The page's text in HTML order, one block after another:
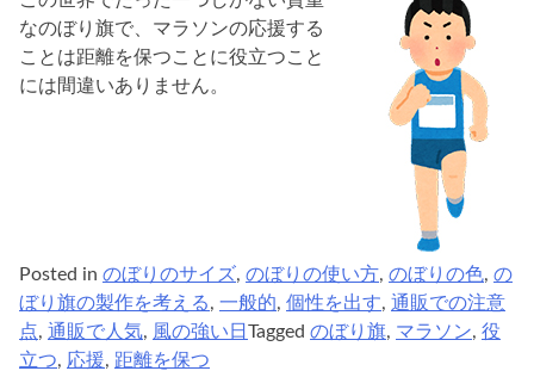
なのぼり旗で、マラソンの応援する
ことは距離を保つことに役立つこと
には間違いありません。
Posted in のぼりのサイズ, のぼりの使い方, のぼりの色, の
ぼり旗の製作を考える, 一般的, 個性を出す, 通販での注意
点, 通販で人気, 風の強い日 Tagged のぼり旗, マラソン, 役
立つ, 応援, 距離を保つ